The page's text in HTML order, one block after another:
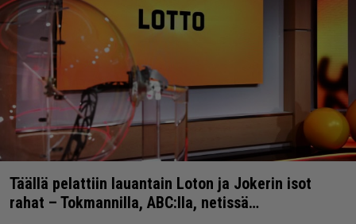
Täällä pelattiin lauantain Loton ja Jokerin isot
rahat – Tokmannilla, ABC:lla, netissä…